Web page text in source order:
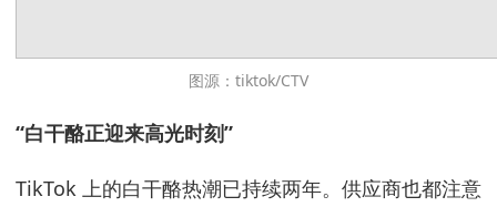
图源：tiktok/CTV
“白干酪正迎来高光时刻”
TikTok 上的白干酪热潮已持续两年。供应商也都注意